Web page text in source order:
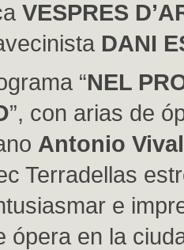
VESPRES
DANI
“NEL
”, con arias de
Antonio
Terradellas
e
ópera en la